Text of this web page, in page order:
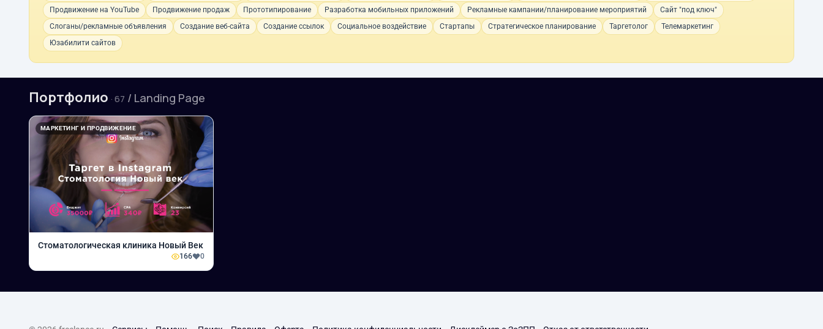
Продвижение на YouTube
Продвижение продаж Прототипирование Разработка мобильных приложений Рекламные кампании/планирование мероприятий
Сайт "под ключ"
Слоганы/рекламные объявления
Создание веб-сайта Создание ссылок Социальное воздействие Стартапы Стратегическое планирование Таргетолог
Телемаркетинг
Юзабилити сайтов
Портфолио · 67 / Landing Page
МАРКЕТИНГ И ПРОДВИЖЕНИЕ
Стоматологическая клиника Новый Век
166 0